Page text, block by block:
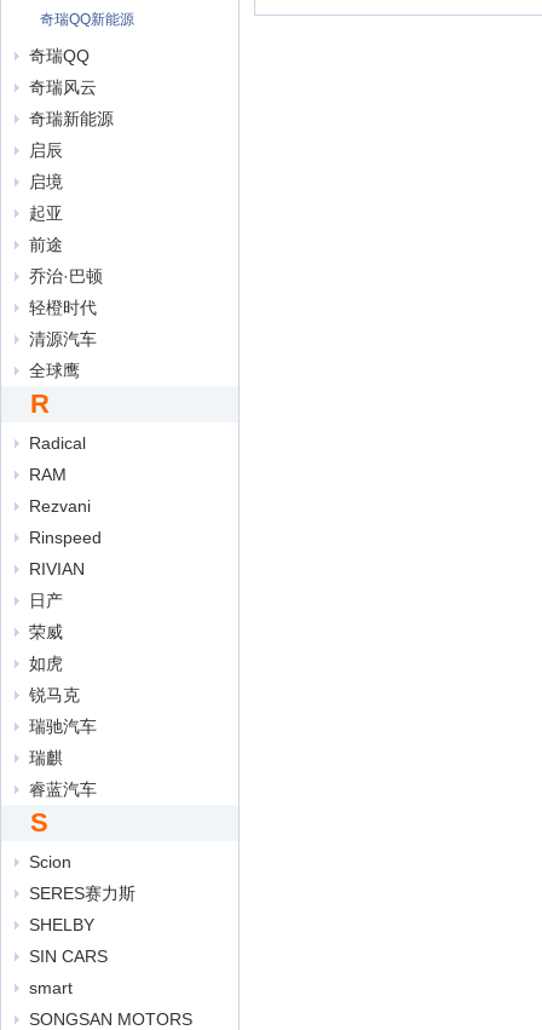
奇瑞QQ新能源
奇瑞QQ
奇瑞风云
奇瑞新能源
启辰
启境
起亚
前途
乔治·巴顿
轻橙时代
清源汽车
全球鹰
R
Radical
RAM
Rezvani
Rinspeed
RIVIAN
日产
荣威
如虎
锐马克
瑞驰汽车
瑞麒
睿蓝汽车
S
Scion
SERES赛力斯
SHELBY
SIN CARS
smart
SONGSAN MOTORS